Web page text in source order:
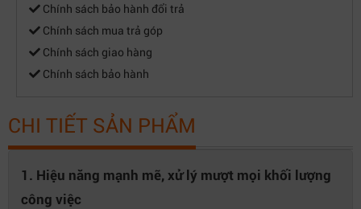
Chính sách bảo hành đổi trả
Chính sách mua trả góp
Chính sách giao hàng
Chính sách bảo hành
CHI TIẾT SẢN PHẨM
1. Hiệu năng mạnh mẽ, xử lý mượt mọi khối lượng
công việc